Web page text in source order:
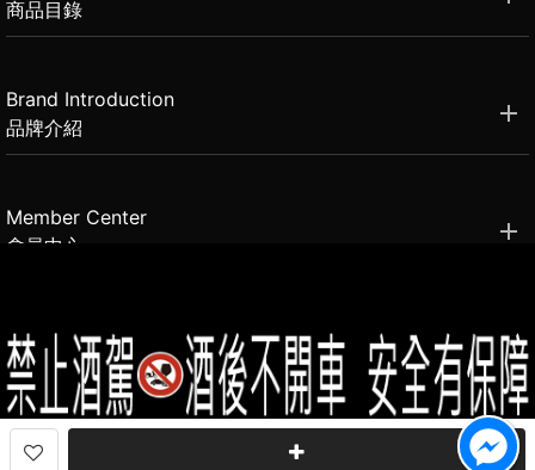
商品目錄
Brand Introduction
品牌介紹
Member Center
會員中心
2021思橙國際有限公司 版權所有 禁止轉貼節錄 All rights reserved.